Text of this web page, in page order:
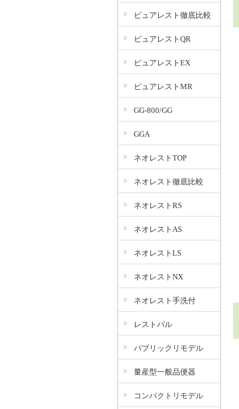
ピュアレスト徹底比較
ピュアレストQR
ピュアレストEX
ピュアレストMR
GG-800/GG
GGA
ネオレストTOP
ネオレスト徹底比較
ネオレストRS
ネオレストAS
ネオレストLS
ネオレストNX
ネオレスト手洗付
レストパル
パブリックリモデル
量産型一般品便器
コンパクトリモデル